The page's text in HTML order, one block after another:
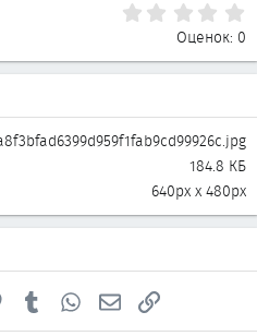
Оценок: 0
184.8 КБ
640px x 480px
PinterestTumblr WhatsAppЭлектронная почта
Ссылка